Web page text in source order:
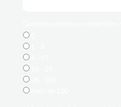
0
1 - 3
4 - 15
16 - 25
26 - 100
Mais de 100